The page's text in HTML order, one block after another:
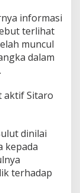
informasi
terlihat
muncul
dalam
aktif Sitaro
dinilai
kepada
terhadap